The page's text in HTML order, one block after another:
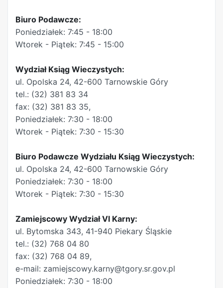
Biuro Podawcze:
Poniedziałek: 7:45 - 18:00
Wtorek - Piątek: 7:45 - 15:00
Wydział Ksiąg Wieczystych:
ul. Opolska 24, 42-600 Tarnowskie Góry
tel.: (32) 381 83 34
fax: (32) 381 83 35,
Poniedziałek: 7:30 - 18:00
Wtorek - Piątek: 7:30 - 15:30
Biuro Podawcze Wydziału Ksiąg Wieczystych:
ul. Opolska 24, 42-600 Tarnowskie Góry
Poniedziałek: 7:30 - 18:00
Wtorek - Piątek: 7:30 - 15:30
Zamiejscowy Wydział VI Karny:
ul. Bytomska 343, 41-940 Piekary Śląskie
tel.: (32) 768 04 80
fax: (32) 768 04 89,
e-mail: zamiejscowy.karny@tgory.sr.gov.pl
Poniedziałek: 7:30 - 18:00